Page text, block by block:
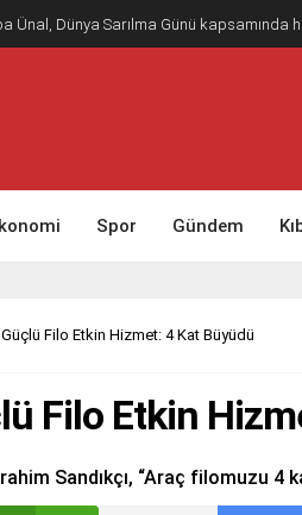
Ünal, Dünya Sarılma Günü kapsamında
Spor Gündem
Güçlü Filo Etkin Hizmet: 4 Kat Büyüdü
Filo Etkin
Sandıkçı, “Araç filomuzu 4